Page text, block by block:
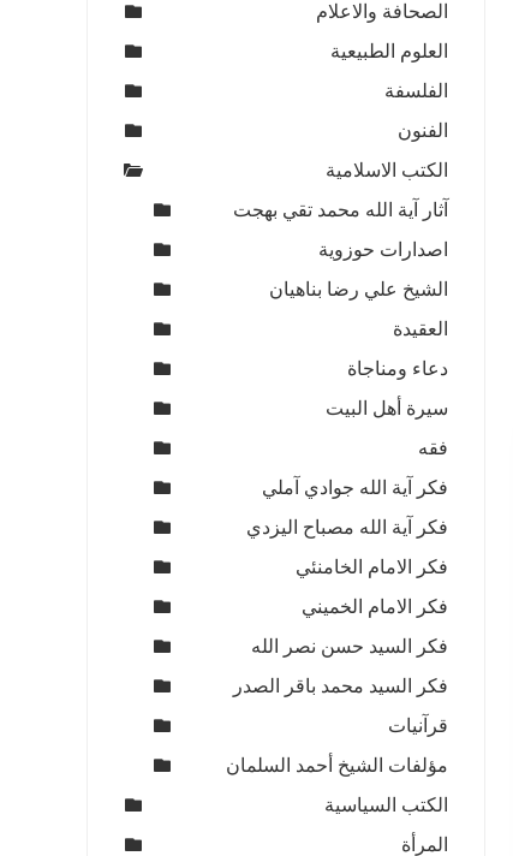
الصحافة والاعلام
العلوم الطبيعية
الفلسفة
الفنون
الكتب الاسلامية
آثار آية الله محمد تقي بهجت
اصدارات حوزوية
الشيخ علي رضا بناهيان
العقيدة
دعاء ومناجاة
سيرة أهل البيت
فقه
فكر آية الله جوادي آملي
فكر آية الله مصباح اليزدي
فكر الامام الخامنئي
فكر الامام الخميني
فكر السيد حسن نصر الله
فكر السيد محمد باقر الصدر
قرآنيات
مؤلفات الشيخ أحمد السلمان
الكتب السياسية
المرأة